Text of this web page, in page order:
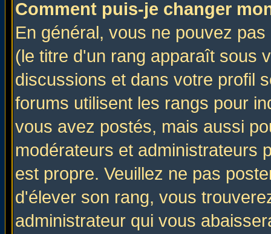
Comment puis-je changer
En général, vous ne pouvez
(le titre d'un rang apparaît sous
discussions et dans votre profil
forums utilisent les rangs pour
vous avez postés, mais aussi
modérateurs et administrateurs
est propre. Veuillez ne pas
d'élever son rang, vous
administrateur qui vous